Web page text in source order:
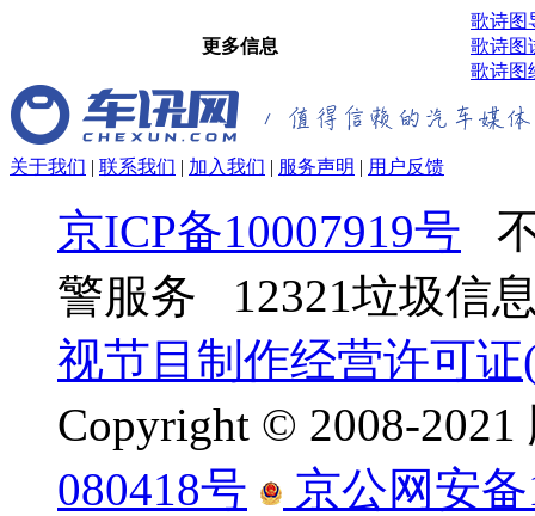
更多信息
歌诗图
歌诗图
歌诗图
关于我们 | 联系我们 | 加入我们 | 服务声明 | 用户反馈
京ICP备10007919号
警服务 12321垃圾信
视节目制作经营许可证
Copyright © 2008-
080418号
京公网安备